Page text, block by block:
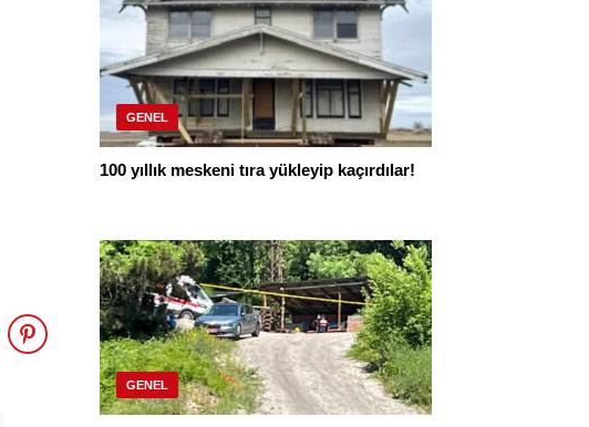
GENEL
100 yıllık meskeni tıra yükleyip kaçırdılar!
GENEL